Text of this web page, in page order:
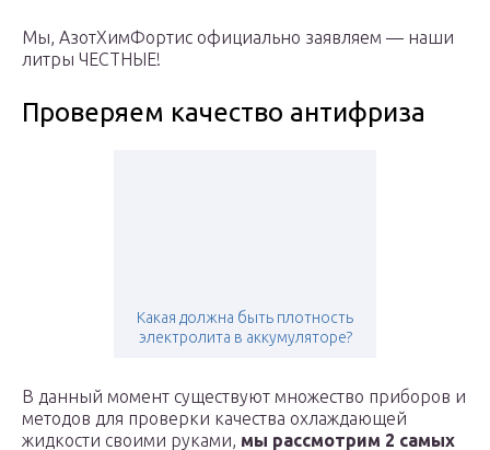
Мы, АзотХимФортис официально заявляем — наши
литры ЧЕСТНЫЕ!
Проверяем качество антифриза
Какая должна быть плотность
электролита в аккумуляторе?
В данный момент существуют множество приборов и
методов для проверки качества охлаждающей
жидкости своими руками, мы рассмотрим 2 самых